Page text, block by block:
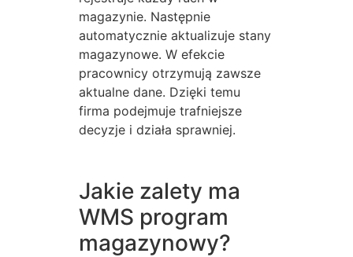
magazynie. Następnie
automatycznie aktualizuje stany
magazynowe. W efekcie
pracownicy otrzymują zawsze
aktualne dane. Dzięki temu
firma podejmuje trafniejsze
decyzje i działa sprawniej.
Jakie zalety ma
WMS program
magazynowy?